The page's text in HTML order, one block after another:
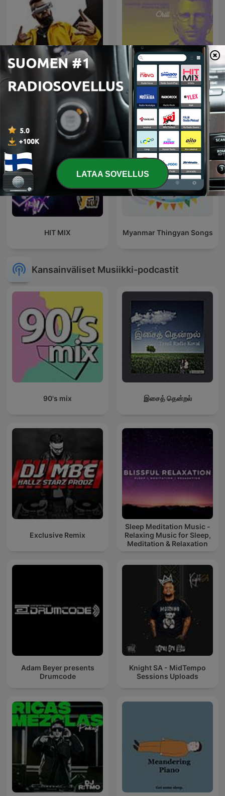
DJ SHNAPS C H I L L
HIT MIX Myanmar Thingyan Songs
Kansainväliset Musiikki-podcastit
90's mix இசைத் தென்றல்
Exclusive Remix
Sleep Meditation Music -
Relaxing Music for Sleep,
Meditation & Relaxation
Adam Beyer presents
Drumcode
Knight SA - MidTempo
Sessions Uploads
LATAA SOVELLUS